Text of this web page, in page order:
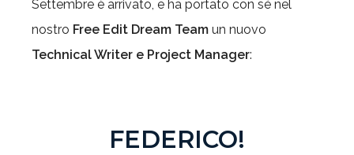
Settembre è arrivato, e ha portato con sé nel
nostro Free Edit Dream Team un nuovo
Technical Writer e Project Manager:
FEDERICO!